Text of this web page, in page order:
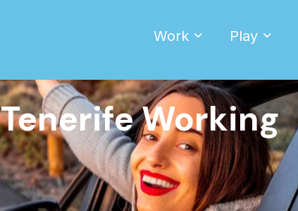
Work Play
Tenerife Working